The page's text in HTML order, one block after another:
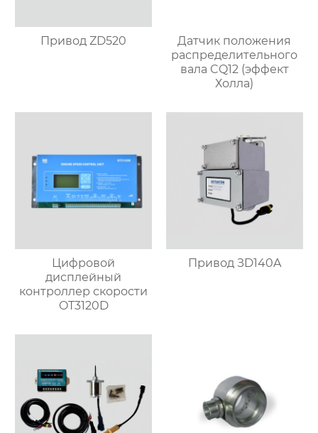
Привод ZD520
Датчик положения
распределительного
вала CQ12 (эффект
Холла)
Цифровой
дисплейный
контроллер скорости
OT3120D
Привод ЗD140A